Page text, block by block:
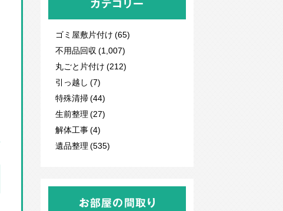
カテゴリー
ゴミ屋敷片付け (65)
不用品回収 (1,007)
丸ごと片付け (212)
引っ越し (7)
特殊清掃 (44)
生前整理 (27)
解体工事 (4)
遺品整理 (535)
お部屋の間取り